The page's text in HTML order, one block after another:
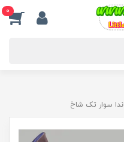
0
سوار تک شاخ